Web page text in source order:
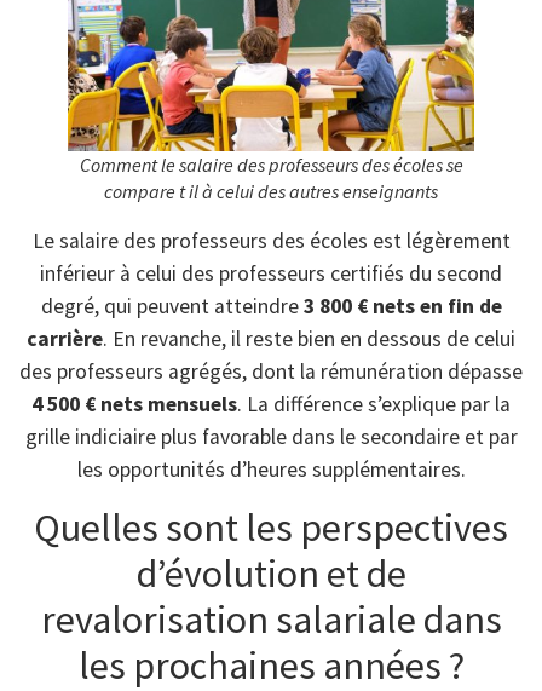
Comment le salaire des professeurs des écoles se
compare t il à celui des autres enseignants
Le salaire des professeurs des écoles est légèrement
inférieur à celui des professeurs certifiés du second
degré, qui peuvent atteindre3 800 € nets en fin de
carrière. En revanche, il reste bien en dessous de celui
des professeurs agrégés, dont la rémunération dépasse
4 500 € nets mensuels. La différence s’explique par la
grille indiciaire plus favorable dans le secondaire et par
les opportunités d’heures supplémentaires.
Quelles sont les perspectives
d’évolution et de
revalorisation salariale dans
les prochaines années ?